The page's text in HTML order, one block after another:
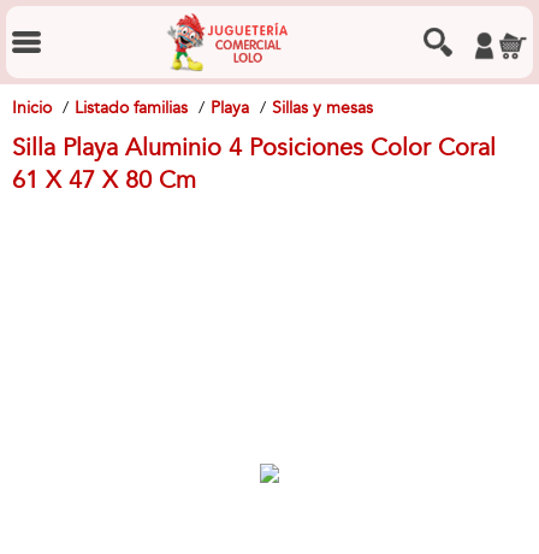
Inicio Listado familias Playa Sillas y mesas
Silla Playa Aluminio 4 Posiciones Color Coral
61 X 47 X 80 Cm